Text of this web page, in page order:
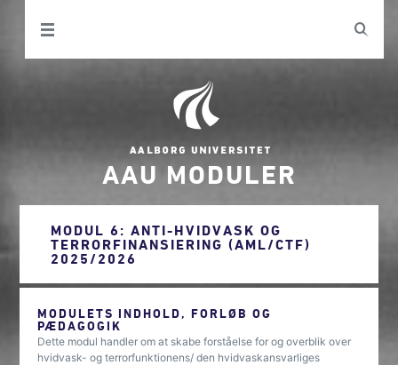
AAU MODULER
MODUL 6: ANTI-HVIDVASK OG
TERRORFINANSIERING (AML/CTF)
2025/2026
MODULETS INDHOLD, FORLØB OG
PÆDAGOGIK
Dette modul handler om at skabe forståelse for og overblik over
hvidvask- og terrorfunktionens/ den hvidvaskansvarliges